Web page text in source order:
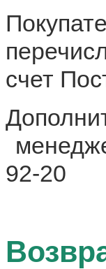
счет
92-20